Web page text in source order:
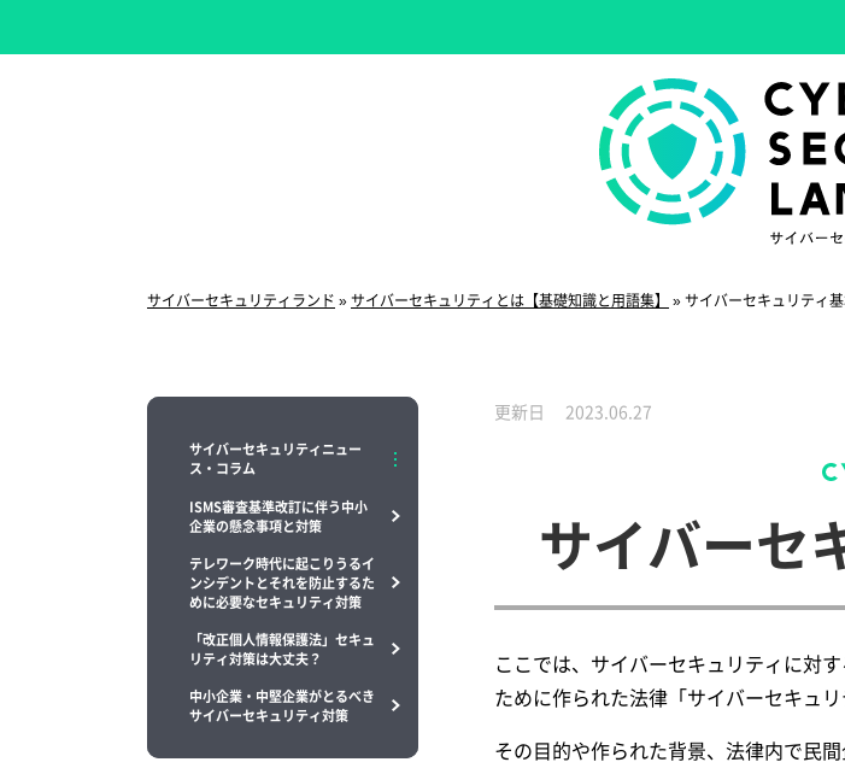
サイバーセキュリティランド »サイバーセキュリティとは【基礎知識と用語集】 »サイバーセキュリティ
更新日 2023.06.27
サイバーセ
ここでは、サイバーセキュリティに対
ために作られた法律「サイバーセキュ
その目的や作られた背景、法律内で民
サイバーセキュリティニュー
ス・コラム
ISMS審査基準改訂に伴う中小
企業の懸念事項と対策
テレワーク時代に起こりうるイ
ンシデントとそれを防止するた
めに必要なセキュリティ対策
「改正個人情報保護法」セキュ
リティ対策は大丈夫？
中小企業・中堅企業がとるべき
サイバーセキュリティ対策